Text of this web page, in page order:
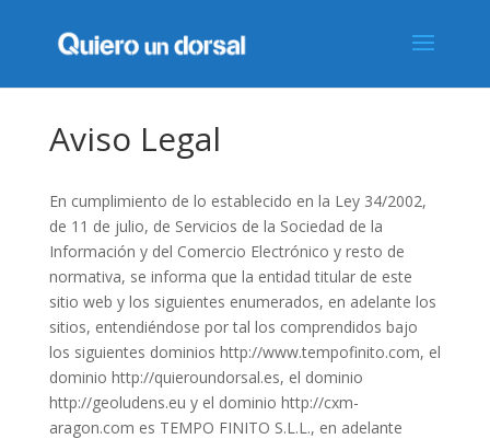
Aviso Legal
En cumplimiento de lo establecido en la Ley 34/2002,
de 11 de julio, de Servicios de la Sociedad de la
Información y del Comercio Electrónico y resto de
normativa, se informa que la entidad titular de este
sitio web y los siguientes enumerados, en adelante los
sitios, entendiéndose por tal los comprendidos bajo
los siguientes dominios http://www.tempofinito.com, el
dominio http://quieroundorsal.es, el dominio
http://geoludens.eu y el dominio http://cxm-
aragon.com es TEMPO FINITO S.L.L., en adelante